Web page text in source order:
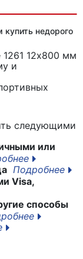
недорого
12х800 мм
и
следующими
или
Подробнее
Visa,
способы